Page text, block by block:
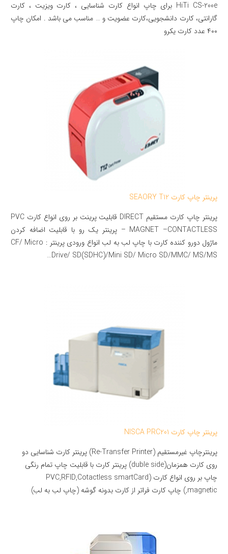
HiTi CS-200e برای چاپ انواع کارت شناسایی ، کارت ویزیت ، کارت
گارانتی، کارت دانشجویی،کارت عضویت و … مناسب می باشد . امکان چاپ
۴۰۰ عدد کارت یکرو
پرینتر چاپ کارت SEAORY T12
پرینتر چاپ کارت مستقیم DIRECT قابلیت پرینت بر روی انواع کارت PVC
– MAGNET –CONTACTLESS پرینتر یک رو با قابلیت اضافه کردن
ماژول دورو کننده کارت با چاپ لب به لب انواع ورودی پرینتر : CF/ Micro
Drive/ SD(SDHC)/Mini SD/ Micro SD/MMC/ MS/MS…
پرینتر چاپ کارت NISCA PRC201
پرینترچاپ غیرمستقیم (Re-Transfer Printer) پرینتر کارت شناسایی دو
روی کارت همزمان(duble side) پرینتر کارت با قابلیت چاپ تمام رنگی
چاپ بر روی انواع کارت (PVC,RFID,Cotactless smartCard
,magnetic) چاپ کارت فراتر از کارت بدونه گوشه (چاپ لب به لب)